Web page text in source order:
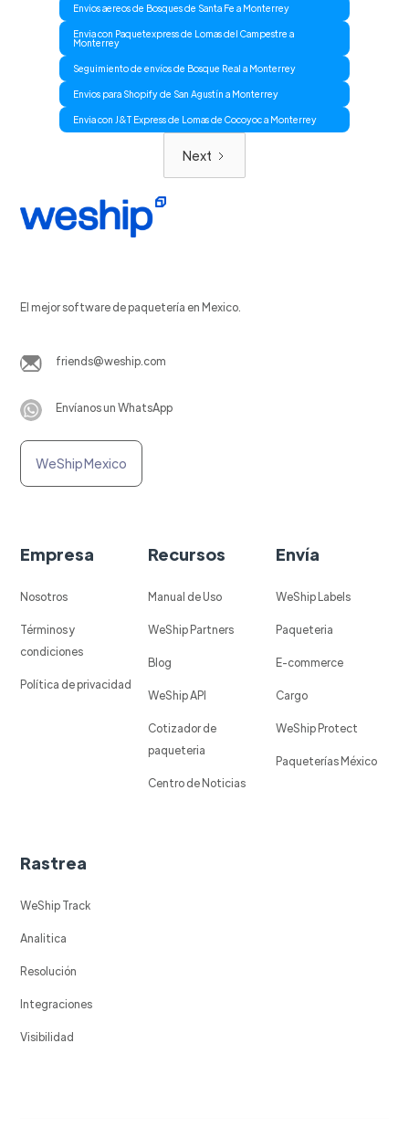
Envios aereos de Bosques de Santa Fe a Monterrey
Envia con Paquetexpress de Lomas del Campestre a
Monterrey
Seguimiento de envíos de Bosque Real a Monterrey
Envios para Shopify de San Agustín a Monterrey
Envia con J&T Express de Lomas de Cocoyoc a Monterrey
Next
El mejor software de paquetería en Mexico.
friends@weship.com
Envíanos un WhatsApp
WeShip Mexico
Empresa
Nosotros
Términos y
condiciones
Política de privacidad
Recursos
Manual de Uso
WeShip Partners
Blog
WeShip API
Cotizador de
paqueteria
Centro de Noticias
Envía
WeShip Labels
Paqueteria
E-commerce
Cargo
WeShip Protect
Paqueterías México
Rastrea
WeShip Track
Analitica
Resolución
Integraciones
Visibilidad